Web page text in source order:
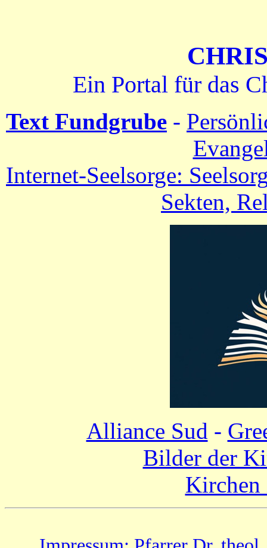
Ein Portal für das
Text Fundgrube -
Internet-Seelsorge:
Sekten,
Alliance Sud -
Bilder der
Kirchen